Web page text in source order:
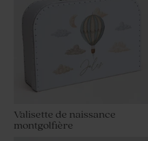
Valisette de naissance
montgolfière